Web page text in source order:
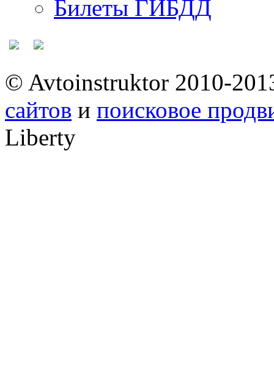
Билеты ГИБДД
© Avtoinstruktor 2010-
сайтов и поисковое
Liberty